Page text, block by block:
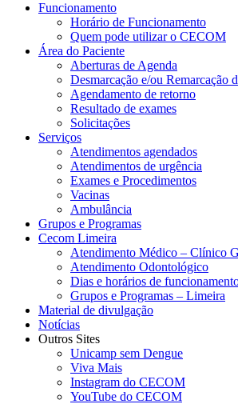
Funcionamento
Horário de Funcionamento
Quem pode utilizar o CECOM
Área do Paciente
Aberturas de Agenda
Desmarcação e/ou Remarcação
Agendamento de retorno
Resultado de exames
Solicitações
Serviços
Atendimentos agendados
Atendimentos de urgência
Exames e Procedimentos
Vacinas
Ambulância
Grupos e Programas
Cecom Limeira
Atendimento Médico – Clínico
Atendimento Odontológico
Dias e horários de
Grupos e Programas – Limeira
Material de divulgação
Notícias
Outros Sites
Unicamp sem Dengue
Viva Mais
Instagram do CECOM
YouTube do CECOM